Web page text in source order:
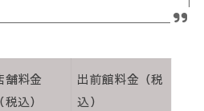
舗料金
（税込）
出前館料金（税
込）